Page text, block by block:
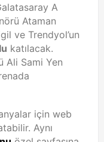
A
Ataman
ve Trendyol’un
katılacak.
Ali Sami Yen
için web
Aynı